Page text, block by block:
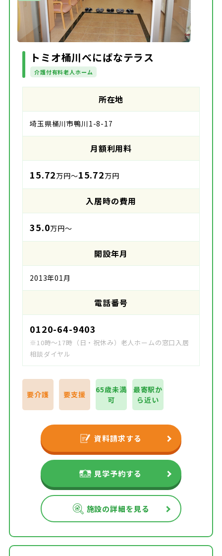
トミオ桶川べにばなテラス
介護付有料老人ホーム
所在地
埼玉県桶川市鴨川1-8-17
月額利用料
15.72万円～15.72万円
入居時の費用
35.0万円～
開設年月
2013年01月
電話番号
0120-64-9403
※10時～17時（日・祝休み）老人ホームの窓口入居
相談ダイヤル
要介護 要支援
65歳未満
可
最寄駅か
ら近い
資料請求する
見学予約する
施設の詳細を見る